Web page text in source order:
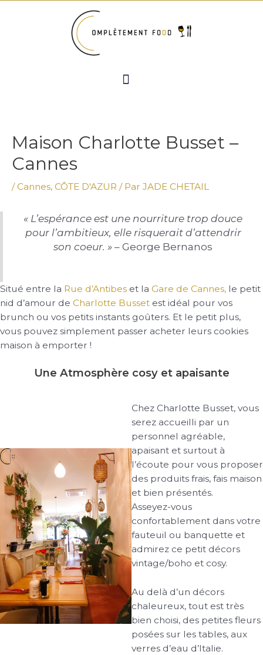
Menu
Maison Charlotte Busset –
Cannes
/Cannes, CÔTE D'AZUR / Par JADE CHETAIL
« L’espérance est une nourriture trop douce
pour l’ambitieux, elle risquerait d’attendrir
son coeur. » – George Bernanos
Situé entre la Rue d’Antibes et la Gare de Cannes, le petit
nid d’amour de Charlotte Busset est idéal pour vos
brunch ou vos petits instants goûters. Et le petit plus,
vous pouvez simplement passer acheter leurs cookies
maison à emporter !
Une Atmosphère cosy et apaisante
Chez Charlotte Busset, vous
serez accueilli par un
personnel agréable,
apaisant et surtout à
l’écoute pour vous proposer
des produits frais, fais maison
et bien présentés.
Asseyez-vous
confortablement dans votre
fauteuil ou banquette et
admirez ce petit décors
vintage/boho et cosy.
Au delà d’un décors
chaleureux, tout est très
bien choisi, des petites fleurs
posées sur les tables, aux
verres d’eau d’Italie.